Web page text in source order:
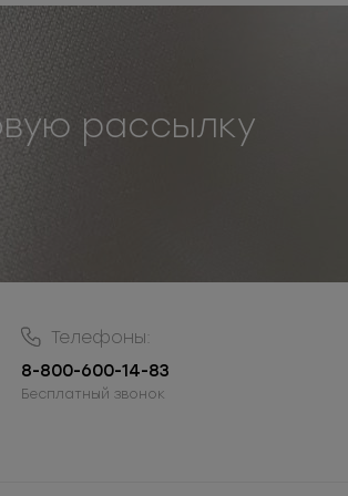
рассылку
Телефоны:
8-800-600-14-83
Бесплатный звонок